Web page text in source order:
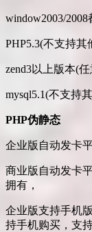
window2003/
PHP5.3(不支持其
zend3以上版本(
mysql5.1(不支持
PHP伪静态
企业版自动发卡
商业版自动发卡
拥有，
企业版支持手机
持手机购买，支